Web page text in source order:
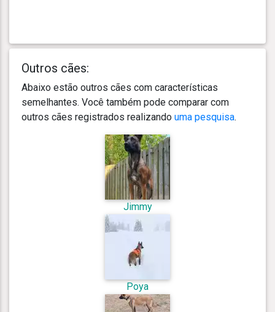
Outros cães:
Abaixo estão outros cães com características
semelhantes. Você também pode comparar com
outros cães registrados realizando uma pesquisa.
Jimmy
Poya